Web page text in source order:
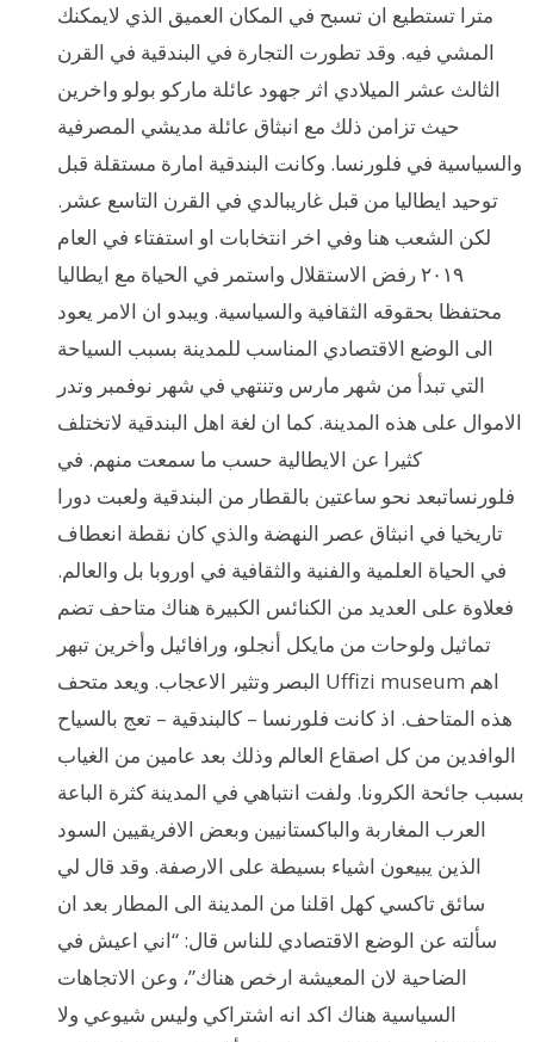
مترا تستطيع ان تسبح في المكان العميق الذي لايمكنك
المشي فيه. وقد تطورت التجارة في البندقية في القرن
الثالث عشر الميلادي اثر جهود عائلة ماركو بولو واخرين
حيث تزامن ذلك مع انبثاق عائلة مديشي المصرفية
والسياسية في فلورنسا. وكانت البندقية امارة مستقلة قبل
توحيد ايطاليا من قبل غاريبالدي في القرن التاسع عشر.
لكن الشعب هنا وفي اخر انتخابات او استفتاء في العام
٢٠١٩ رفض الاستقلال واستمر في الحياة مع ايطاليا
محتفظا بحقوقه الثقافية والسياسية. ويبدو ان الامر يعود
الى الوضع الاقتصادي المناسب للمدينة بسبب السياحة
التي تبدأ من شهر مارس وتنتهي في شهر نوفمبر وتدر
الاموال على هذه المدينة. كما ان لغة اهل البندقية لاتختلف
كثيرا عن الايطالية حسب ما سمعت منهم. في
فلورنساتبعد نحو ساعتين بالقطار من البندقية ولعبت دورا
تاريخيا في انبثاق عصر النهضة والذي كان نقطة انعطاف
في الحياة العلمية والفنية والثقافية في اوروبا بل والعالم.
فعلاوة على العديد من الكنائس الكبيرة هناك متاحف تضم
تماثيل ولوحات من مايكل أنجلو، ورافائيل وأخرين تبهر
البصر وتثير الاعجاب. ويعد متحف Uffizi museum اهم
هذه المتاحف. اذ كانت فلورنسا – كالبندقية – تعج بالسياح
الوافدين من كل اصقاع العالم وذلك بعد عامين من الغياب
بسبب جائحة الكرونا. ولفت انتباهي في المدينة كثرة الباعة
العرب المغاربة والباكستانيين وبعض الافريقيين السود
الذين يبيعون اشياء بسيطة على الارصفة. وقد قال لي
سائق تاكسي كهل اقلنا من المدينة الى المطار بعد ان
سألته عن الوضع الاقتصادي للناس قال: “اني اعيش في
الضاحية لان المعيشة ارخص هناك”، وعن الاتجاهات
السياسية هناك اكد انه اشتراكي وليس شيوعي ولا